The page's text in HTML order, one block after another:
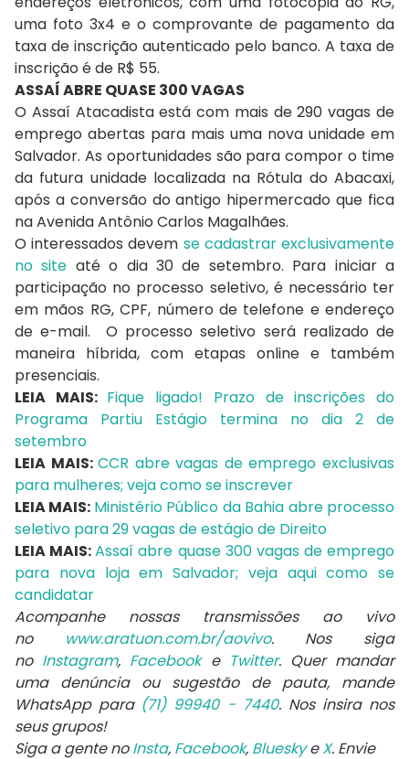
uma foto 3x4 e o comprovante de pagamento da
taxa de inscrição autenticado pelo banco. A taxa de
inscrição é de R$ 55.
ASSAÍ ABRE QUASE 300 VAGAS
O Assaí Atacadista está com mais de 290 vagas de
emprego abertas para mais uma nova unidade em
Salvador. As oportunidades são para compor o time
da futura unidade localizada na Rótula do Abacaxi,
após a conversão do antigo hipermercado que fica
na Avenida Antônio Carlos Magalhães.
O interessados devem se cadastrar exclusivamente
no site até o dia 30 de setembro. Para iniciar a
participação no processo seletivo, é necessário ter
em mãos RG, CPF, número de telefone e endereço
de e-mail. O processo seletivo será realizado de
maneira híbrida, com etapas online e também
presenciais.
LEIA MAIS: Fique ligado! Prazo de inscrições do
Programa Partiu Estágio termina no dia 2 de
setembro
LEIA MAIS:CCR abre vagas de emprego exclusivas
para mulheres; veja como se inscrever
LEIA MAIS: Ministério Público da Bahia abre processo
seletivo para 29 vagas de estágio de Direito
LEIA MAIS:Assaí abre quase 300 vagas de emprego
para nova loja em Salvador; veja aqui como se
candidatar
Acompanhe nossas transmissões ao vivo
no
www.aratuon.com.br/aovivo. Nos siga
no Instagram, Facebooke Twitter. Quer mandar
uma denúncia ou sugestão de pauta, mande
WhatsApp para (71) 99940 - 7440. Nos insira nos
seus grupos!
Siga a gente noInsta, Facebook, BlueskyeX. Envie